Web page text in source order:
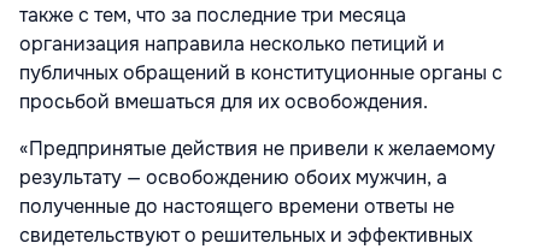
также с тем, что за последние три месяца
организация направила несколько петиций и
публичных обращений в конституционные органы с
просьбой вмешаться для их освобождения.
«Предпринятые действия не привели к желаемому
результату — освобождению обоих мужчин, а
полученные до настоящего времени ответы не
свидетельствуют о решительных и эффективных